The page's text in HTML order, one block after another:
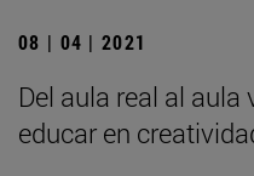
08 | 04 | 2021
Del aula real al
educar en